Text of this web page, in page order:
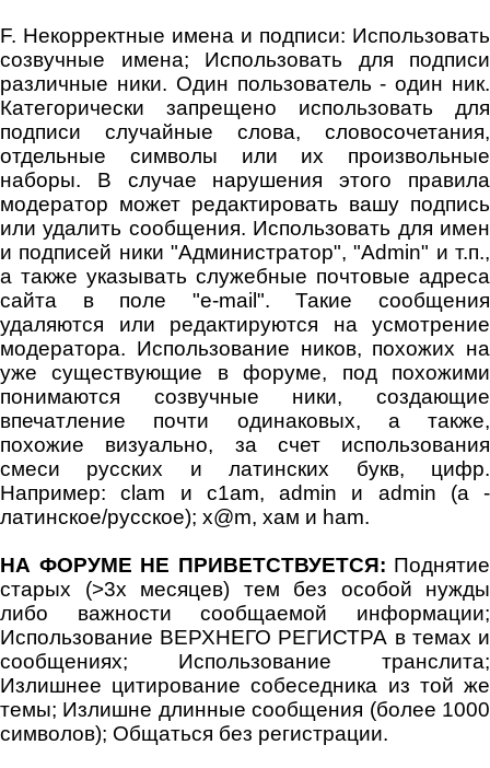
F. Некорректные имена и подписи: Использовать
созвучные имена; Использовать для подписи
различные ники. Один пользователь - один ник.
Категорически запрещено использовать для
подписи случайные слова, словосочетания,
отдельные символы или их произвольные
наборы. В случае нарушения этого правила
модератор может редактировать вашу подпись
или удалить сообщения. Использовать для имен
и подписей ники "Администратор", "Admin" и т.п.,
а также указывать служебные почтовые адреса
сайта в поле "e-mail". Такие сообщения
удаляются или редактируются на усмотрение
модератора. Использование ников, похожих на
уже существующие в форуме, под похожими
понимаются созвучные ники, создающие
впечатление почти одинаковых, а также,
похожие визуально, за счет использования
смеси русских и латинских букв, цифр.
Например: clam и c1am, admin и аdmin (a -
латинское/русское); x@m, хам и ham.
НА ФОРУМЕ НЕ ПРИВЕТСТВУЕТСЯ: Поднятие
старых (>3х месяцев) тем без особой нужды
либо важности сообщаемой информации;
Использование ВЕРХНЕГО РЕГИСТРА в темах и
сообщениях; Использование транслита;
Излишнее цитирование собеседника из той же
темы; Излишне длинные сообщения (более 1000
символов); Общаться без регистрации.